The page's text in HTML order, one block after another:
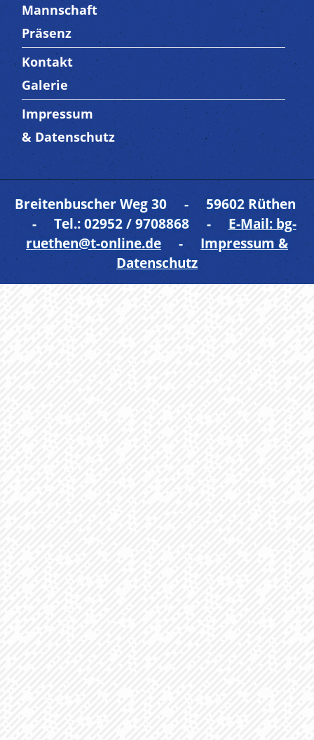
Mannschaft
Präsenz
Trenner4
Kontakt
Galerie
Trenner 5
Impressum
& Datenschutz
Breitenbuscher Weg 30 - 59602 Rüthen
- Tel.: 02952 / 9708868 - E-Mail: bg-
ruethen@t-online.de- Impressum &
Datenschutz